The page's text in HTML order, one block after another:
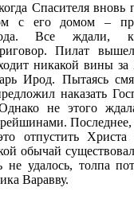
Спасителя вновь
с его домом –
Все ждали,
Пилат
никакой вины
Ирод. Пытаясь
наказать
не этого
отпустить Христа
обычай
не удалось, толпа
Варавву.